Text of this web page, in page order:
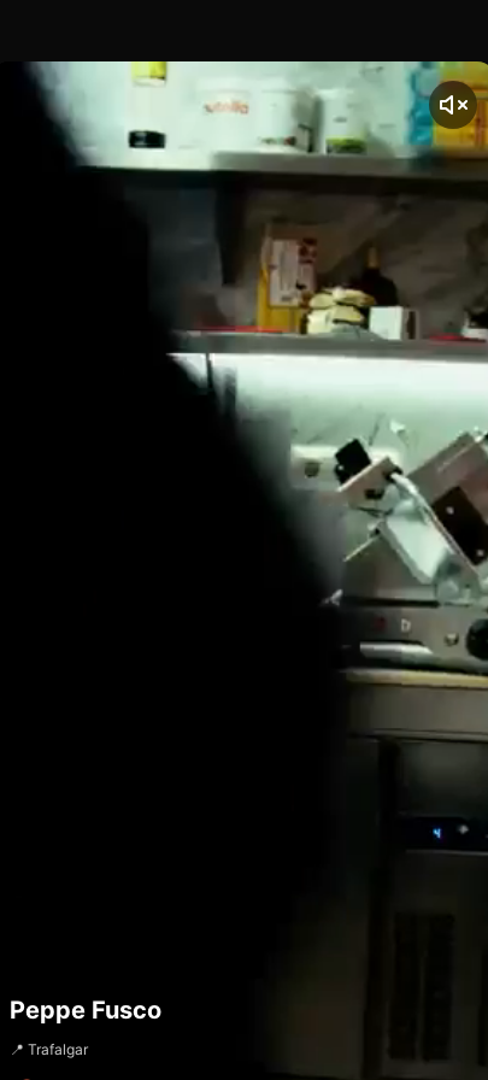
Peppe Fusco
📍 Trafalgar
Ubicado en la Calle de Fuencarral 139, justo en la
[00:00 - Escena 1: Introducción y Ambiente] El